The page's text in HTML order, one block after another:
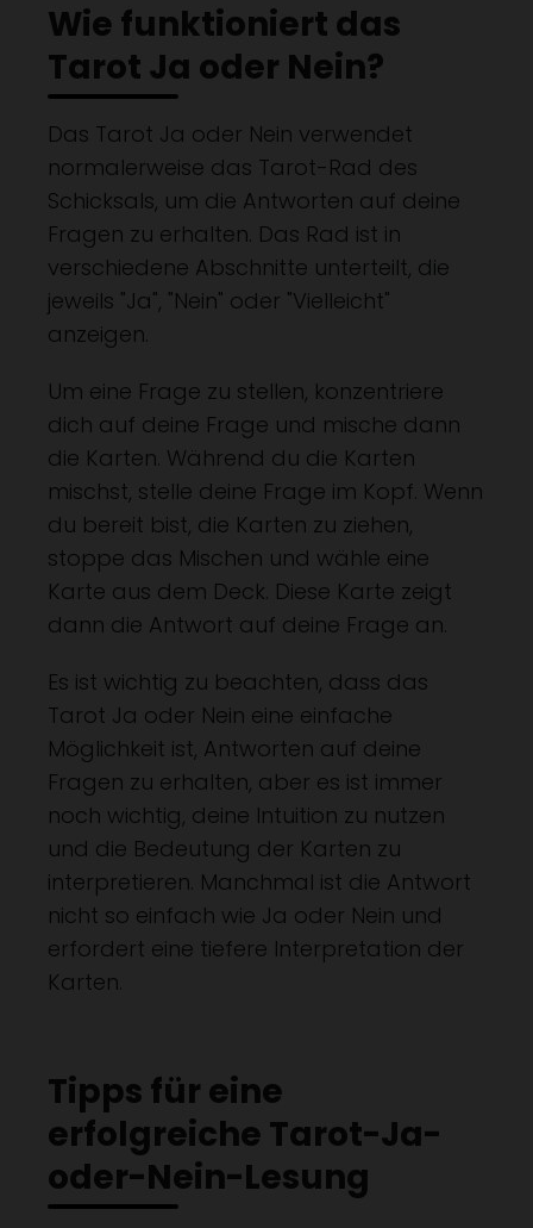
Wie funktioniert das
Tarot Ja oder Nein?
Das Tarot Ja oder Nein verwendet
normalerweise das Tarot-Rad des
Schicksals, um die Antworten auf deine
Fragen zu erhalten. Das Rad ist in
verschiedene Abschnitte unterteilt, die
jeweils "Ja", "Nein" oder "Vielleicht"
anzeigen.
Um eine Frage zu stellen, konzentriere
dich auf deine Frage und mische dann
die Karten. Während du die Karten
mischst, stelle deine Frage im Kopf. Wenn
du bereit bist, die Karten zu ziehen,
stoppe das Mischen und wähle eine
Karte aus dem Deck. Diese Karte zeigt
dann die Antwort auf deine Frage an.
Es ist wichtig zu beachten, dass das
Tarot Ja oder Nein eine einfache
Möglichkeit ist, Antworten auf deine
Fragen zu erhalten, aber es ist immer
noch wichtig, deine Intuition zu nutzen
und die Bedeutung der Karten zu
interpretieren. Manchmal ist die Antwort
nicht so einfach wie Ja oder Nein und
erfordert eine tiefere Interpretation der
Karten.
Tipps für eine
erfolgreiche Tarot-Ja-
oder-Nein-Lesung